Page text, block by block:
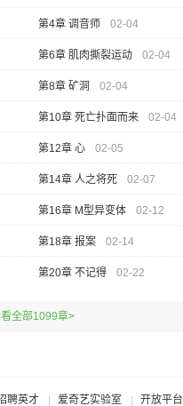
第4章 调音师 02-04
第6章 肌肉撕裂运动 02-04
第8章 矿洞 02-04
第10章 死亡扑面而来 02-04
第12章 心 02-05
第14章 人之将死 02-07
第16章 M型异变体 02-12
第18章 报案 02-14
第20章 不记得 02-22
全部1099章>
聘英才 爱奇艺实验室 开放平台